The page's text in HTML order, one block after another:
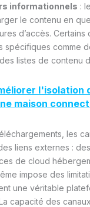
informationnels :
le contenu en
d’accès. Certains
spécifiques comme
listes de contenu
l'isolation
maison
les
liens externes :
de cloud
impose des
une véritable
capacité des